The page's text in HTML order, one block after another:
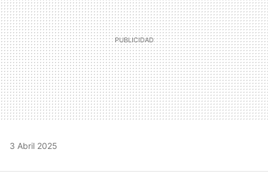
3 Abril 2025